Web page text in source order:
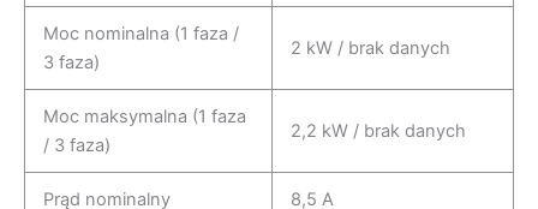
Moc nominalna (1 faza /
3 faza)
2 kW / brak danych
Moc maksymalna (1 faza
/ 3 faza)
2,2 kW / brak danych
Prąd nominalny 8,5 A